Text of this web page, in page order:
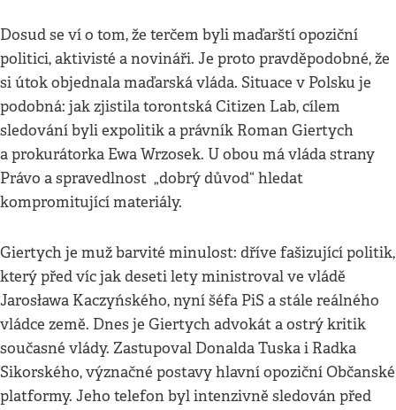
Dosud se ví o tom, že terčem byli maďarští opoziční
politici, aktivisté a novináři. Je proto pravděpodobné, že
si útok objednala maďarská vláda. Situace v Polsku je
podobná: jak zjistila torontská Citizen Lab, cílem
sledování byli expolitik a právník Roman Giertych
a prokurátorka Ewa Wrzosek. U obou má vláda strany
Právo a spravedlnost „dobrý důvod“ hledat
kompromitující materiály.
Giertych je muž barvité minulost: dříve fašizující politik,
který před víc jak deseti lety ministroval ve vládě
Jarosława Kaczyńského, nyní šéfa PiS a stále reálného
vládce země. Dnes je Giertych advokát a ostrý kritik
současné vlády. Zastupoval Donalda Tuska i Radka
Sikorského, význačné postavy hlavní opoziční Občanské
platformy. Jeho telefon byl intenzivně sledován před